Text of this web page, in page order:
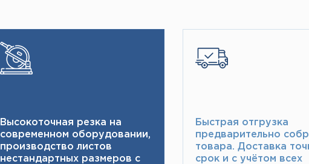
Высокоточная резка на
современном оборудовании,
производство листов
нестандартных размеров с
Быстрая отгрузка
предварительно
товара.​ Доставка
срок и с учётом всех